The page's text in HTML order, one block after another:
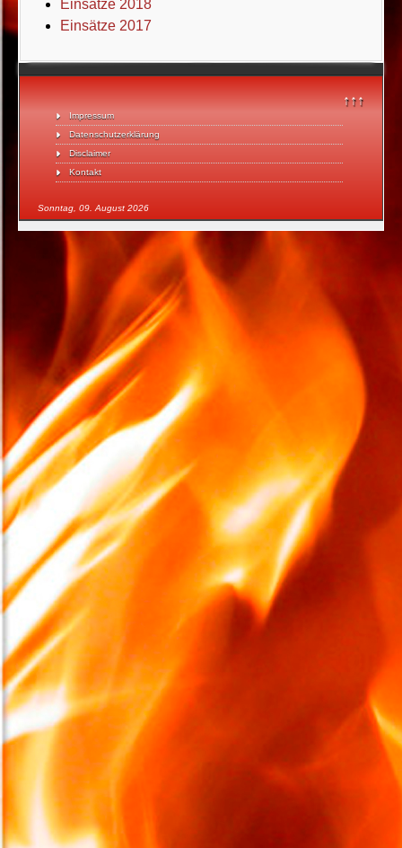
↑↑↑
Impressum
Datenschutzerklärung
Disclaimer
Kontakt
Sonntag, 09. August 2026
Einsätze 2018
Einsätze 2017